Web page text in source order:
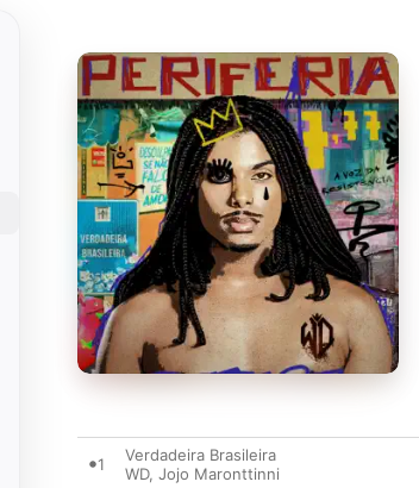
1
Verdadeira Brasileira
WD, Jojo Maronttinni